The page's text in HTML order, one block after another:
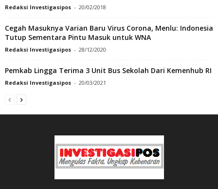
Redaksi Investigasipos - 20/02/2018
Cegah Masuknya Varian Baru Virus Corona, Menlu: Indonesia
Tutup Sementara Pintu Masuk untuk WNA
Redaksi Investigasipos - 28/12/2020
Pemkab Lingga Terima 3 Unit Bus Sekolah Dari Kemenhub RI
Redaksi Investigasipos - 20/03/2021